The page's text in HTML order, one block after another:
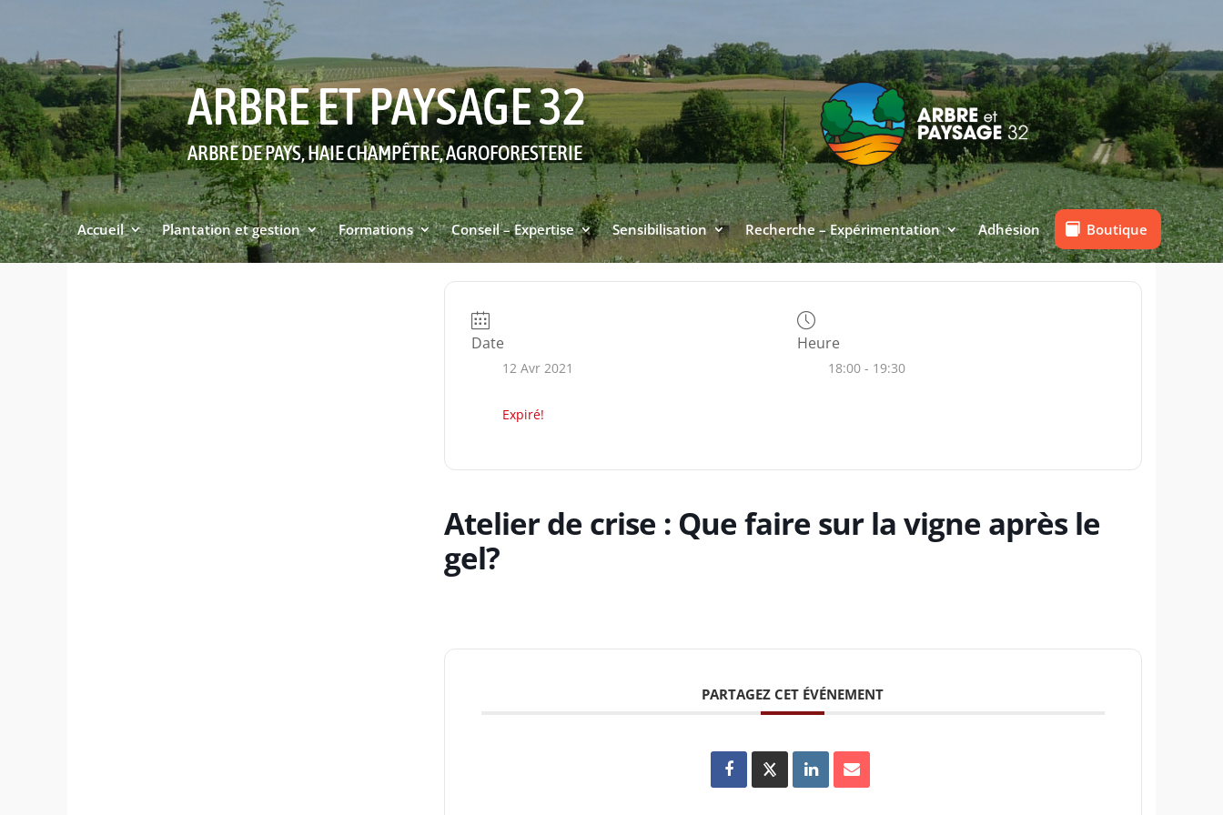
ARBRE ET PAYSAGE 32
ARBRE DE PAYS, HAIE CHAMPÊTRE, AGROFORESTERIE
Accueil Plantation et gestion Formations Conseil – Expertise Sensibilisation Recherche – Expérimentation Adhésion Boutique
Date
12 Avr 2021
Expiré!
Heure
18:00 - 19:30
Atelier de crise : Que faire sur la vigne après le
gel?
PARTAGEZ CET ÉVÉNEMENT